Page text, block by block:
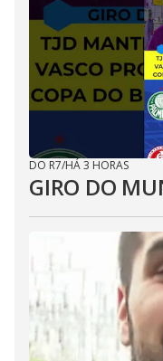
DO R7/HÁ 3 HORAS
GIRO DO